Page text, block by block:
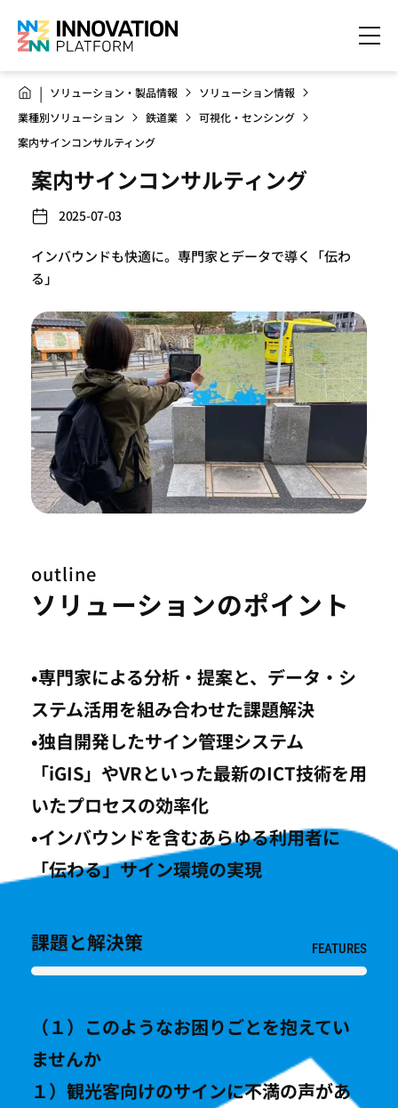
ソリューション・製品情報
ソリューション情報
業種別ソリューション
鉄道業
可視化・センシング
案内サインコンサルティング
案内サインコンサルティング
2025-07-03
インバウンドも快適に。専門家とデータで導く「伝わ
る」
outline
ソリューションのポイント
•専門家による分析・提案と、データ・シ
ステム活用を組み合わせた課題解決
•独自開発したサイン管理システム
「iGIS」やVRといった最新のICT技術を用
いたプロセスの効率化
•インバウンドを含むあらゆる利用者に
「伝わる」サイン環境の実現
課題と解決策 FEATURES
（１）このようなお困りごとを抱えてい
ませんか
１）観光客向けのサインに不満の声があ